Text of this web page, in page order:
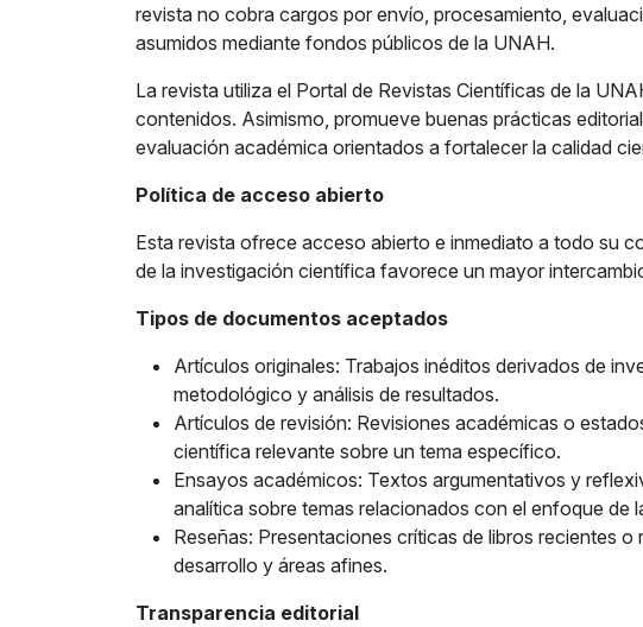
revista no cobra cargos por envío, procesamiento,
asumidos mediante fondos públicos de la UNAH.
La revista utiliza el Portal de Revistas Científicas de la
contenidos. Asimismo, promueve buenas prácticas
evaluación académica orientados a fortalecer la calidad
Política de acceso abierto
Esta revista ofrece acceso abierto e inmediato a todo su
de la investigación científica favorece un mayor
Tipos de documentos aceptados
Artículos originales: Trabajos inéditos derivados de
metodológico y análisis de resultados.
Artículos de revisión: Revisiones académicas o
científica relevante sobre un tema específico.
Ensayos académicos: Textos argumentativos y
analítica sobre temas relacionados con el enfoque de
Reseñas: Presentaciones críticas de libros recientes
desarrollo y áreas afines.
Transparencia editorial